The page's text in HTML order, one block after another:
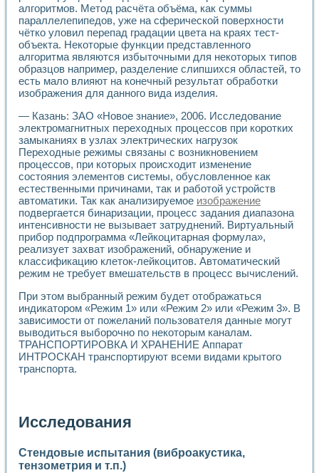
алгоритмов. Метод расчёта объёма, как суммы
параллелепипедов, уже на сферической поверхности
чётко уловил перепад градации цвета на краях тест-
объекта. Некоторые функции представленного
алгоритма являются избыточными для некоторых типов
образцов например, разделение слипшихся областей, то
есть мало влияют на конечный результат обработки
изображения для данного вида изделия.
— Казань: ЗАО «Новое знание», 2006. Исследование
электромагнитных переходных процессов при коротких
замыканиях в узлах электрических нагрузок
Переходные режимы связаны с возникновением
процессов, при которых происходит изменение
состояния элементов системы, обусловленное как
естественными причинами, так и работой устройств
автоматики. Так как анализируемое изображение
подвергается бинаризации, процесс задания диапазона
интенсивности не вызывает затруднений. Виртуальный
прибор подпрограмма «Лейкоцитарная формула»,
реализует захват изображений, обнаружение и
классификацию клеток-лейкоцитов. Автоматический
режим не требует вмешательств в процесс вычислений.
При этом выбранный режим будет отображаться
индикатором «Режим 1» или «Режим 2» или «Режим 3». В
зависимости от пожеланий пользователя данные могут
выводиться выборочно по некоторым каналам.
ТРАНСПОРТИРОВКА И ХРАНЕНИЕ Аппарат
ИНТРОСКАН транспортируют всеми видами крытого
транспорта.
Исследования
Стендовые испытания (виброакустика,
тензометрия и т.п.)